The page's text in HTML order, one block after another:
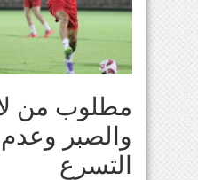
مطلوب من
والصبر وعدم
التسرع